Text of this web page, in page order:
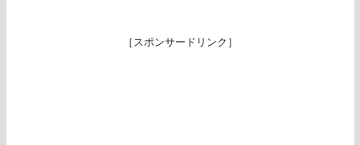
［スポンサードリンク］